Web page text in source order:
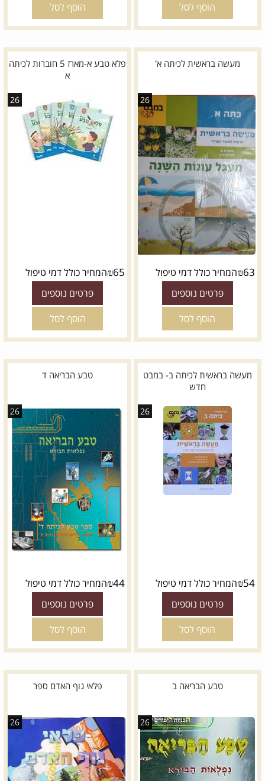
הוסף לסל
הוסף לסל
מעשה בראשית לכיתה א'
26
₪63 המחיר כולל דמי טיפול
פרטים נוספים
הוסף לסל
פלא טבע א-מארז 5 חוברות לכיתה
א
26
₪65 המחיר כולל דמי טיפול
פרטים נוספים
הוסף לסל
מעשה בראשית לכיתה ב- במבט
חדש
26
₪54 המחיר כולל דמי טיפול
פרטים נוספים
הוסף לסל
טבע הבריאה ד
26
₪44 המחיר כולל דמי טיפול
פרטים נוספים
הוסף לסל
טבע הבריאה ב
26
פלאי גוף האדם ספר
26